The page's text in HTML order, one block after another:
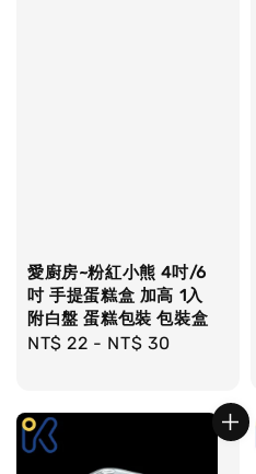
愛廚房~粉紅小熊 4吋/6
吋 手提蛋糕盒 加高 1入
附白盤 蛋糕包裝 包裝盒
Regular
NT$ 22 - NT$ 30